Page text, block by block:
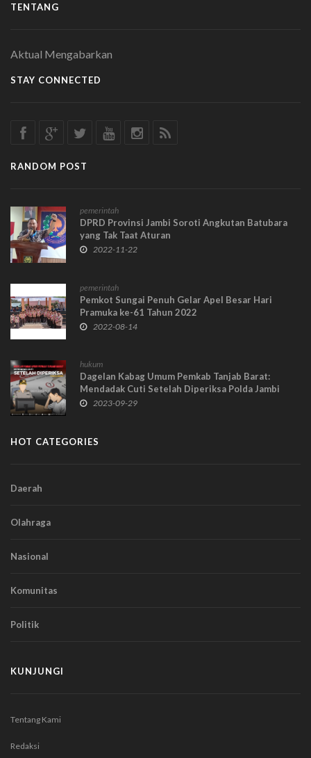
TENTANG
Aktual Mengabarkan
STAY CONNECTED
RANDOM POST
pemerintah
DPRD Provinsi Jambi Soroti Angkutan Batubara
yang Tak Taat Aturan
2022-11-22
pemerintah
Pemkot Sungai Penuh Gelar Apel Besar Hari
Pramuka ke-61 Tahun 2022
2022-08-14
hukum
Dagelan Kabag Umum Pemkab Tanjab Barat:
Mendadak Cuti Setelah Diperiksa Polda Jambi
2023-09-29
HOT CATEGORIES
Daerah
Olahraga
Nasional
Komunitas
Politik
KUNJUNGI
Tentang Kami
Redaksi